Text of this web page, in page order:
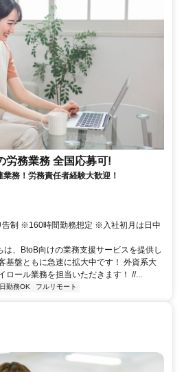
労務業務 全国応募可!
務！労務責任者経験大歓迎！
告制 ※160時間勤務想定 ※入社初月は日中
、BtoB向けの業務支援サービスを提供し
基盤ともに急速に拡大中です！ 外資系大
ール業務を担当いただきます！ //...
勤務OK フルリモート